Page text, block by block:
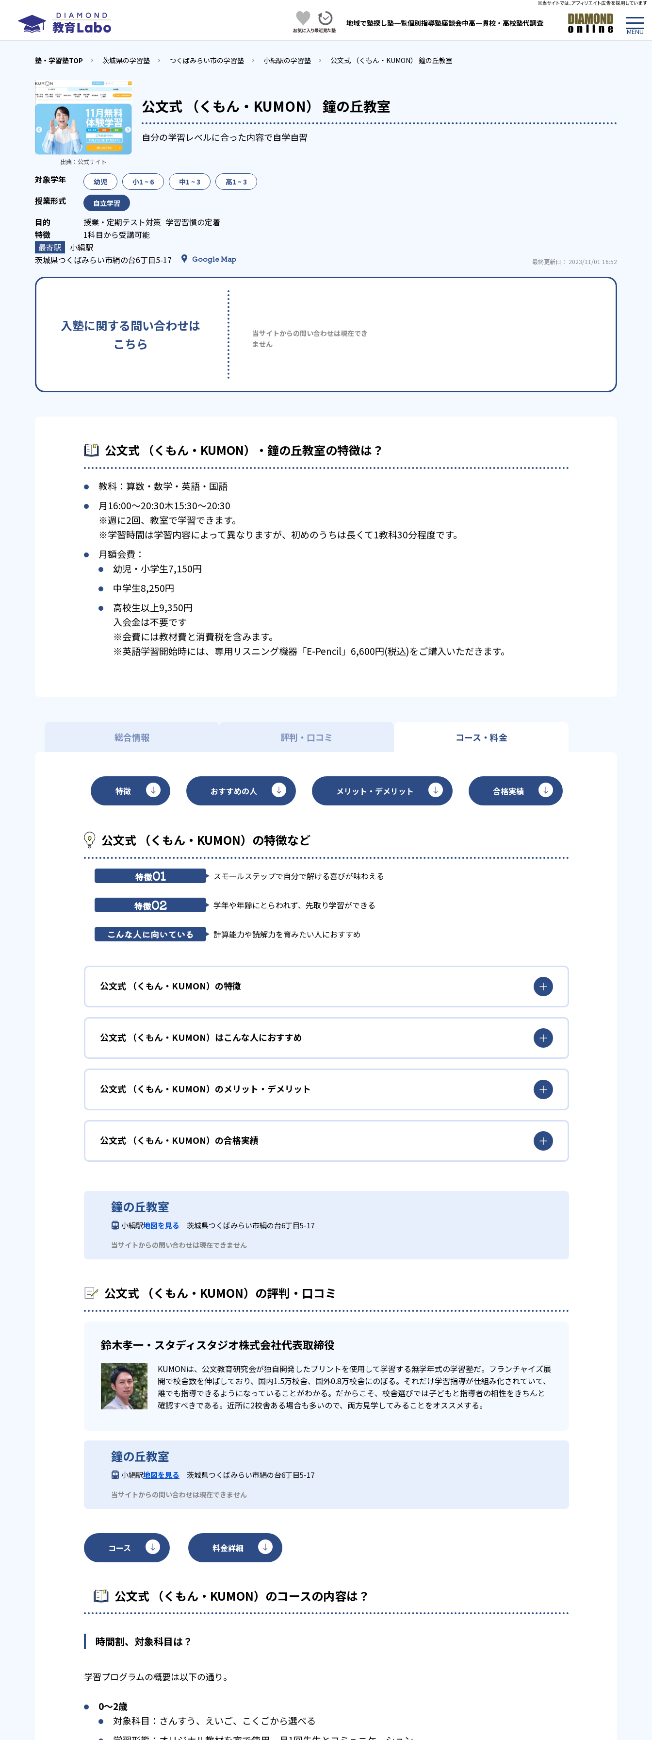
地域で塾探し塾一覧個別指導塾座談会中高一貫校・高校塾代調査
塾・学習塾TOP 茨城県の学習塾 つくばみらい市の学習塾 小絹駅の学習塾 公文式 （くもん・KUMON） 鐘の丘教室
公文式 （くもん・KUMON） 鐘の丘教室
自分の学習レベルに合った内容で自学自習
出典： 公式サイト
幼児 小1 ~ 6 中1 ~ 3 高1 ~ 3
自立学習
授業・定期テスト対策 学習習慣の定着
1科目から受講可能
小絹駅
茨城県つくばみらい市絹の台6丁目5-17
Google Map 最終更新日： 2023/11/01 16:52
入塾に関する問い合わせは
こちら
当サイトからの問い合わせは現在でき
ません
公文式 （くもん・KUMON）・鐘の丘教室の特徴は？
教科：算数・数学・英語・国語
月16:00〜20:30木15:30〜20:30
※週に2回、教室で学習できます。
※学習時間は学習内容によって異なりますが、初めのうちは長くて1教科30分程度です。
月額会費：
幼児・小学生7,150円
中学生8,250円
高校生以上9,350円
入会金は不要です
※会費には教材費と消費税を含みます。
※英語学習開始時には、専用リスニング機器「E-Pencil」6,600円(税込)をご購入いただきます。
総合情報 評判・口コミ コース・料金
特徴 おすすめの人 メリット・デメリット 合格実績
公文式 （くもん・KUMON）の特徴など
特徴01 スモールステップで自分で解ける喜びが味わえる
特徴02 学年や年齢にとらわれず、先取り学習ができる
こんな人に向いている 計算能力や読解力を育みたい人におすすめ
公文式 （くもん・KUMON）の特徴
01 無学年式の学力別学習
KUMONでは、年齢や学年にとらわれずに、一人ひとりの学力に応じたレベルから学習を始めている。
確実に100点が取れるレベルから少しずつ難易度を上げていくことで子どもたちは多くの成功体験を積み、学習する楽しさを経験
できる。
02 自学自習スタイル
KUMONの教材は、簡単な問題から高度な問題へと、スモールステップで進んでいけるよう工夫されている。このスタイルは子ど
時期から高校教材に進む生徒もいる。
03 フレキシブルな受講スタイル
KUMONでは、教室が開いている時間内であれば、何曜日にでも週2回受講できる。そのため、部活や他の習い事で忙しい中高生に
も通室しやすい。また、教室によっては自宅からのオンライン受講と通室を組み合わせることも可能だ。
公文式 （くもん・KUMON）はこんな人におすすめ
小学校に入る準備をしたい幼児向け
KUMONでは細かいステップに分かれた教材で、わかる楽しさを経験しながら無理なく力を高めていける。
性格や学習への取り組み姿勢に合わせて内容も調整するため、小学校に入ってもつまずきにくい学力を身につけられるだろう。
KUMONでは経験豊富な先生が、子どものやる気を引き出せるよう適切なヒントを与えたり、声かけをしたりしている。苦手な科
目でも自分で解けた達成感を味わうことで、少しずつ苦手意識を克服できるだろう。
中学生・高校生 部活や習い事と両立したい生徒向け
宿題の量や進め方に関しては、いつでも気軽に相談可能だ。
公文式 （くもん・KUMON）のメリット・デメリット
どんなメリットがある？
KUMONでは自学自習スタイルで勉強するため、集中力や目標に向かって頑張りやり抜く力を育むことができる。また、年齢や学
年にとらわれずに自分の学力に相応したレベルから学習できるため、難しすぎてやる気を損ねたり、簡単すぎて退屈することもな
い。
どんなデメリットがある？
KUMONでは、中高生のクラスでも数学・英語・国語の3教科に限られるため、その他の教科に関しては他塾を検討する必要がある
だろう。
公文式 （くもん・KUMON）の合格実績
KUMONは、公式サイトでは合格実績は公開していない。志望校への実績があるかどうかは、通う予定の教室に問い合わせたい。
鐘の丘教室
小絹駅地図を見る 茨城県つくばみらい市絹の台6丁目5-17
当サイトからの問い合わせは現在できません
公文式 （くもん・KUMON）の評判・口コミ
鈴木孝一・スタディスタジオ株式会社代表取締役
KUMONは、公文教育研究会が独自開発したプリントを使用して学習する無学年式の学習塾だ。フランチャイズ展
開で校舎数を伸ばしており、国内1.5万校舎、国外0.8万校舎にのぼる。それだけ学習指導が仕組み化されていて、
誰でも指導できるようになっていることがわかる。だからこそ、校舎選びでは子どもと指導者の相性をきちんと
確認すべきである。近所に2校舎ある場合も多いので、両方見学してみることをオススメする。
鐘の丘教室
小絹駅地図を見る 茨城県つくばみらい市絹の台6丁目5-17
当サイトからの問い合わせは現在できません
コース 料金詳細
公文式 （くもん・KUMON）のコースの内容は？
時間割、対象科目は？
学習プログラムの概要は以下の通り。
0〜2歳
対象科目：さんすう、えいご、こくごから選べる